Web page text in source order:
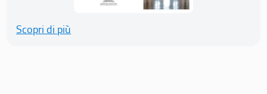
Scopri di più